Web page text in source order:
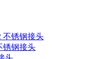
锈钢接头